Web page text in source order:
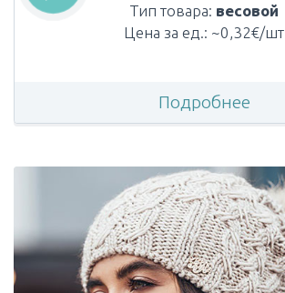
Тип товара: весовой
Цена за ед.: ~0,32€/шт
Подробнее